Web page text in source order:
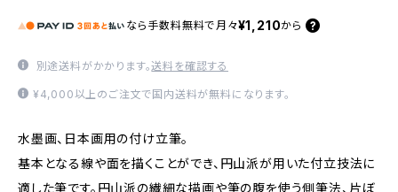
なら 手数料無料で 月々¥1,210から
別途送料がかかります。送料を確認する
¥4,000以上のご注文で国内送料が無料になります。
水墨画、日本画用の付け立筆。
基本となる線や面を描くことができ、円山派が用いた付立技法に
適した筆です。円山派の繊細な描画や筆の腹を使う側筆法、片ぼ